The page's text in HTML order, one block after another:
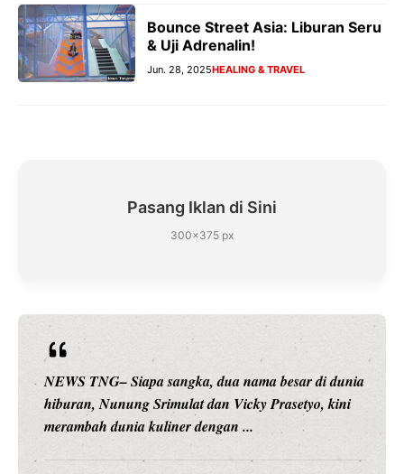
Bounce Street Asia: Liburan Seru
& Uji Adrenalin!
Jun. 28, 2025HEALING & TRAVEL
Pasang Iklan di Sini
300×375 px
NEWS TNG– Siapa sangka, dua nama besar di dunia
hiburan, Nunung Srimulat dan Vicky Prasetyo, kini
merambah dunia kuliner dengan ...